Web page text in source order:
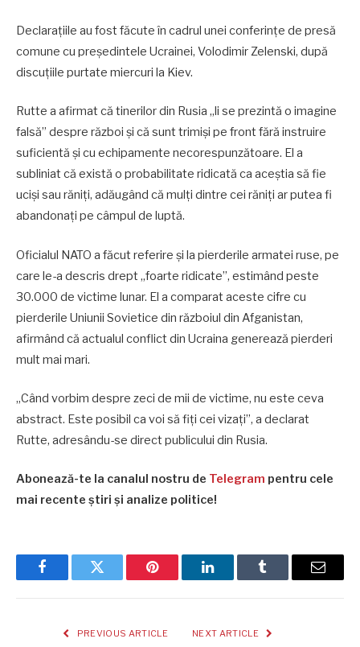
Declarațiile au fost făcute în cadrul unei conferințe de presă
comune cu președintele Ucrainei, Volodimir Zelenski, după
discuțiile purtate miercuri la Kiev.
Rutte a afirmat că tinerilor din Rusia „li se prezintă o imagine
falsă” despre război și că sunt trimiși pe front fără instruire
suficientă și cu echipamente necorespunzătoare. El a
subliniat că există o probabilitate ridicată ca aceștia să fie
uciși sau răniți, adăugând că mulți dintre cei răniți ar putea fi
abandonați pe câmpul de luptă.
Oficialul NATO a făcut referire și la pierderile armatei ruse, pe
care le-a descris drept „foarte ridicate”, estimând peste
30.000 de victime lunar. El a comparat aceste cifre cu
pierderile Uniunii Sovietice din războiul din Afganistan,
afirmând că actualul conflict din Ucraina generează pierderi
mult mai mari.
„Când vorbim despre zeci de mii de victime, nu este ceva
abstract. Este posibil ca voi să fiți cei vizați”, a declarat
Rutte, adresându-se direct publicului din Rusia.
Abonează-te la canalul nostru de Telegram pentru cele
mai recente știri și analize politice!
FacebookTwitter Pinterest LinkedInTumblr Email
PREVIOUS ARTICLE NEXT ARTICLE